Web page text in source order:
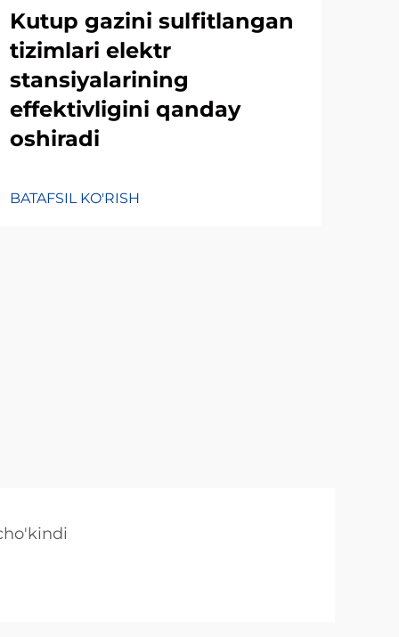
Kutup gazini sulfitlangan
tizimlari elektr
stansiyalarining
effektivligini qanday
oshiradi
BATAFSIL KO'RISH